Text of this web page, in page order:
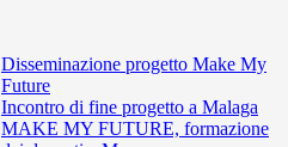
Disseminazione progetto Make My
Future
Incontro di fine progetto a Malaga
MAKE MY FUTURE, formazione